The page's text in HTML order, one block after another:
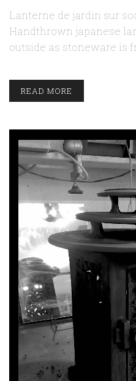
Lanterne de jardin sur
Handthrown japanese
outside as stoneware is
READ MORE